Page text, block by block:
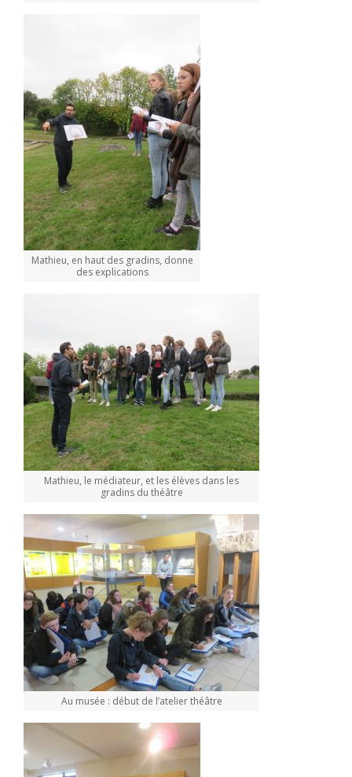
Mathieu, en haut des gradins, donne
des explications
Mathieu, le médiateur, et les élèves dans les
gradins du théâtre
Au musée : début de l’atelier théâtre